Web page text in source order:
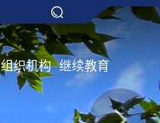
组织机构 继续教育